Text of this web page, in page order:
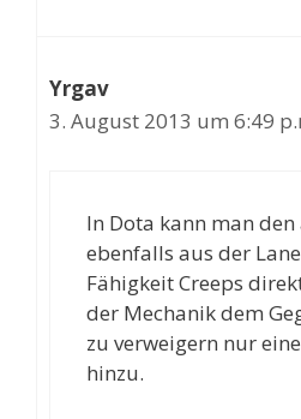
Yrgav
3. August 2013 um 6:49
In Dota kann man
ebenfalls aus der
Fähigkeit Creeps
der Mechanik dem
zu verweigern nur
hinzu.